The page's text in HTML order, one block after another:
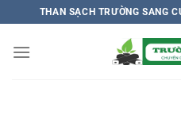
Chuyển
đến
nội
THAN SẠCH TRƯỜNG SANG